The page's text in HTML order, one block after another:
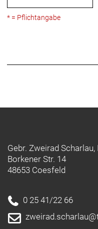
* = Pflichtangabe
Gebr. Zweirad
Borkener Str. 14
48653 Coesfeld
0 25 41/22 66